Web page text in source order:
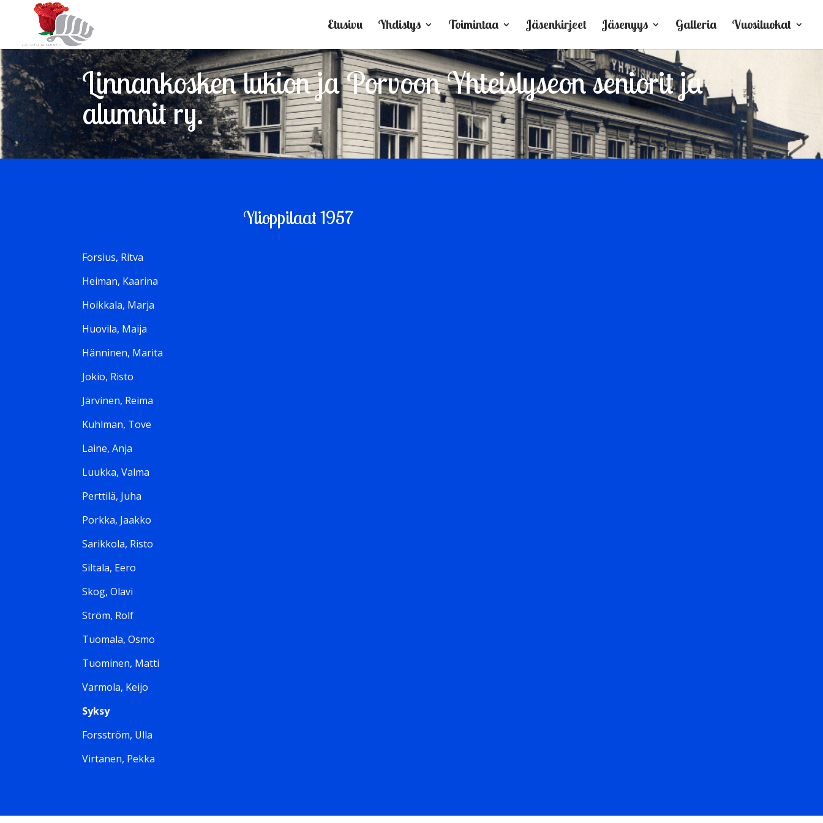
Etusivu Yhdistys Toimintaa Jäsenkirjeet Jäsenyys Galleria Vuosiluokat
Linnankosken lukion ja Porvoon Yhteislyseon seniorit ja
alumnit ry.
Ylioppilaat 1957
Forsius, Ritva
Heiman, Kaarina
Hoikkala, Marja
Huovila, Maija
Hänninen, Marita
Jokio, Risto
Järvinen, Reima
Kuhlman, Tove
Laine, Anja
Luukka, Valma
Perttilä, Juha
Porkka, Jaakko
Sarikkola, Risto
Siltala, Eero
Skog, Olavi
Ström, Rolf
Tuomala, Osmo
Tuominen, Matti
Varmola, Keijo
Syksy
Forsström, Ulla
Virtanen, Pekka